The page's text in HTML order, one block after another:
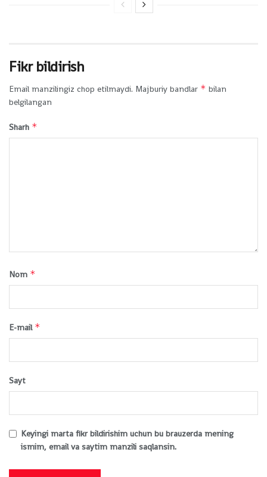
Fikr bildirish
Email manzilingiz chop etilmaydi. Majburiy bandlar * bilan
belgilangan
Sharh *
Nom *
E-mail *
Sayt
Keyingi marta fikr bildirishim uchun bu brauzerda mening
ismim, email va saytim manzili saqlansin.